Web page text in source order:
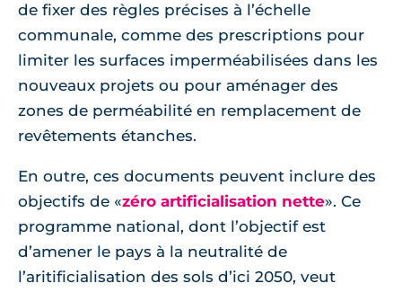
de fixer des règles précises à l’échelle
communale, comme des prescriptions pour
limiter les surfaces imperméabilisées dans les
nouveaux projets ou pour aménager des
zones de perméabilité en remplacement de
revêtements étanches.
En outre, ces documents peuvent inclure des
objectifs de «zéro artificialisation nette». Ce
programme national, dont l’objectif est
d’amener le pays à la neutralité de
l’aritificialisation des sols d’ici 2050, veut